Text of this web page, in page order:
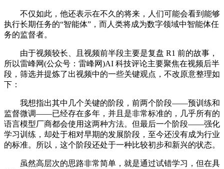
不仅如此，他还表示在不久的将来，人们可能会看到能够
执行长期任务的“智能体”，而人类将成为数字领域中智能体任
务的监督者。
由于视频较长、且视频前半段主要是复盘 R1 前的故事，
所以雷峰网(公众号：雷峰网)AI 科技评论主要聚焦在视频后半
段，筛选并提炼了出视频中的一些关键观点，不改原意整理如
下：
我想指出其中几个关键的阶段，前两个阶段——预训练和
监督微调——已经存在多年，并且是非常标准的，几乎所有的
语言模型厂商都会使用这两种方法。但最后一个阶段——强化
学习训练，却处于相对早期的发展阶段，至今还没有成为行业
的标准。所以，这个阶段还处于一种比较初步和新兴的状态。
虽然高层次的思路非常简单，就是通过试错学习，但在具